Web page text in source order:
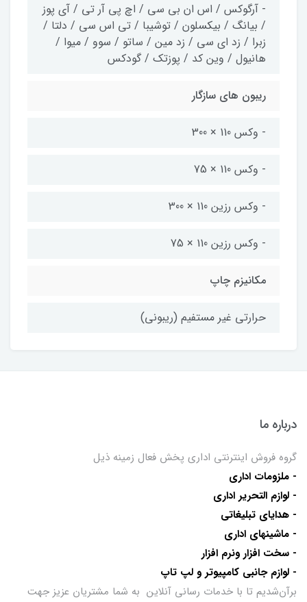
- آرگوکس / اس ان بی سی / اچ پی آر تی / آی پوز
/ بیانگ / بیکسلون / توشیبا / تی اس سی / دلتا /
زبرا / زد ای سی / زد مین / ساتو / سوو / میوا /
هانیول / وین کد / پوزتک / گودکس
ریبون های سازگار
- وکس 110 × 300
- وکس 110 × 75
- وکس رزین 110 × 300
- وکس رزین 110 × 75
مکانیزم چاپ
حرارتی غیر مستفیم (ریبونی)
درباره ما
گروه فروش اینترنتی اداری پخش فعال زمینه ذیل
- ملزومات اداری
- لوازم التحریر اداری
- هدایای تبلیغاتی
- ماشینهای اداری
- سخت افزار ونرم افزار
- لوازم جانبی کامپیوتر و لپ تاپ
برآن‌شدیم تا با خدمات رسانی آنلاین به شما مشتریان عزیز جهت